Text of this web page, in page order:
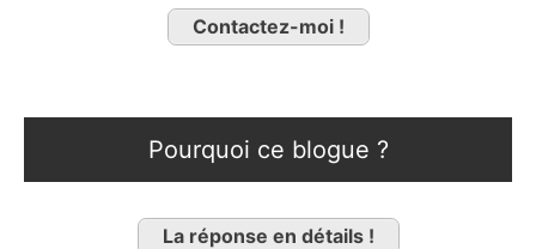
Contactez-moi !
Pourquoi ce blogue ?
La réponse en détails !